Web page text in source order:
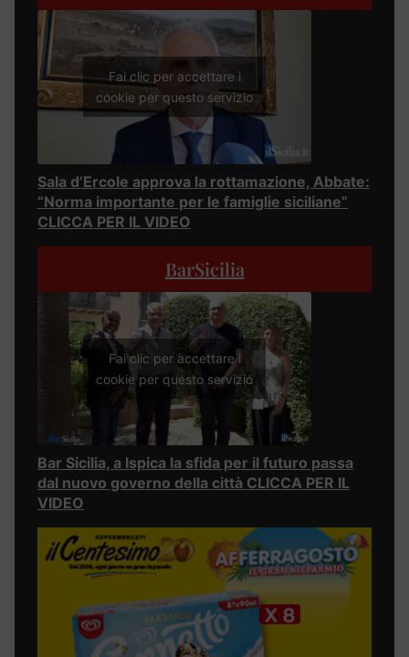
Fai clic per accettare i
cookie per questo servizio
Sala d’Ercole approva la rottamazione, Abbate:
“Norma importante per le famiglie siciliane”
CLICCA PER IL VIDEO
BarSicilia
Fai clic per accettare i
cookie per questo servizio
Bar Sicilia, a Ispica la sfida per il futuro passa
dal nuovo governo della città CLICCA PER IL
VIDEO